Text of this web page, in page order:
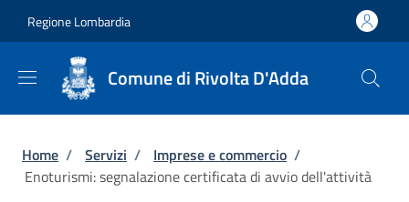
Regione Lombardia
Comune di Rivolta D'Adda
Briciole di pane
Home / Servizi / Imprese e commercio /
Enoturismi: segnalazione certificata di avvio dell'attività